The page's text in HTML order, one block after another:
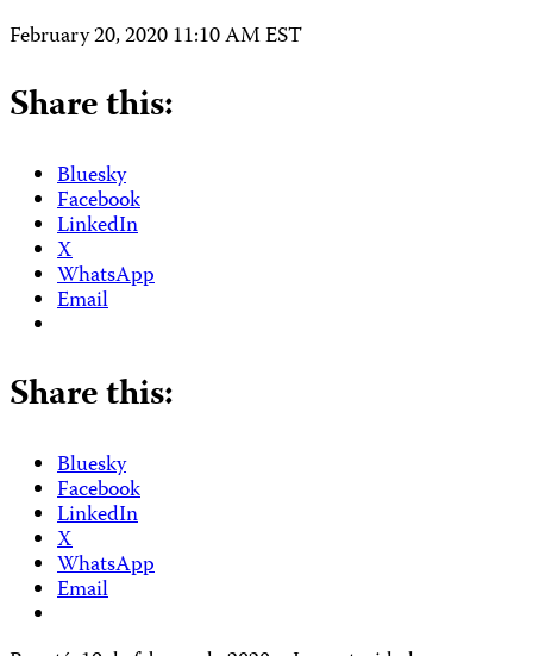
February 20, 2020 11:10 AM EST
Share this:
Bluesky
Facebook
LinkedIn
X
WhatsApp
Email
Share this:
Bluesky
Facebook
LinkedIn
X
WhatsApp
Email